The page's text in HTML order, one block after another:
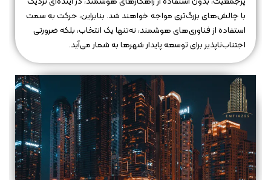
با چالش‌های بزرگ‌تری مواجه خواهند شد. بنابراین، حرکت به سمت
استفاده از فناوری‌های هوشمند، نه‌تنها یک انتخاب، بلکه ضرورتی
اجتناب‌ناپذیر برای توسعه پایدار شهرها به شمار می‌آید.